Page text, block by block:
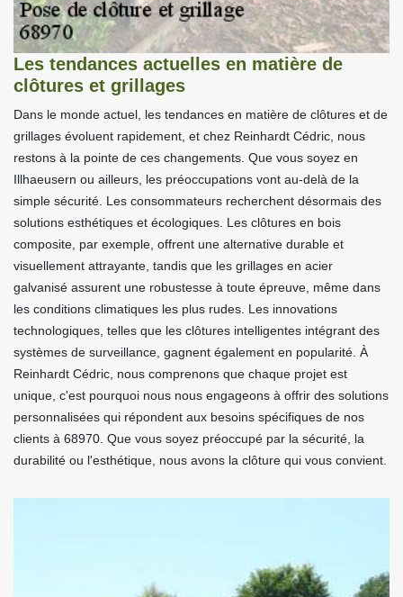
Les tendances actuelles en matière de
clôtures et grillages
Dans le monde actuel, les tendances en matière de clôtures et de
grillages évoluent rapidement, et chez Reinhardt Cédric, nous
restons à la pointe de ces changements. Que vous soyez en
Illhaeusern ou ailleurs, les préoccupations vont au-delà de la
simple sécurité. Les consommateurs recherchent désormais des
solutions esthétiques et écologiques. Les clôtures en bois
composite, par exemple, offrent une alternative durable et
visuellement attrayante, tandis que les grillages en acier
galvanisé assurent une robustesse à toute épreuve, même dans
les conditions climatiques les plus rudes. Les innovations
technologiques, telles que les clôtures intelligentes intégrant des
systèmes de surveillance, gagnent également en popularité. À
Reinhardt Cédric, nous comprenons que chaque projet est
unique, c'est pourquoi nous nous engageons à offrir des solutions
personnalisées qui répondent aux besoins spécifiques de nos
clients à 68970. Que vous soyez préoccupé par la sécurité, la
durabilité ou l'esthétique, nous avons la clôture qui vous convient.